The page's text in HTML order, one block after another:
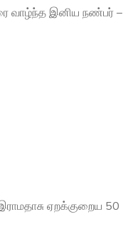
வாழ்ந்த இனிய நண்பர் –
ஏறக்குறைய 50